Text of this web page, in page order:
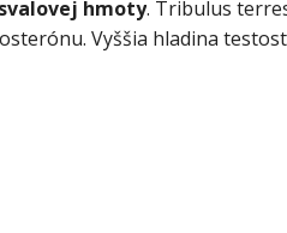
hmoty. Tribulus
Vyššia hladina